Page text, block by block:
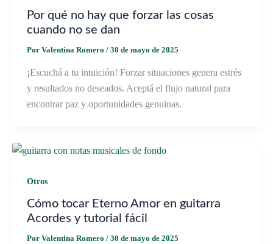
Por qué no hay que forzar las cosas
cuando no se dan
Por Valentina Romero / 30 de mayo de 2025
¡Escuchá a tu intuición! Forzar situaciones genera estrés
y resultados no deseados. Aceptá el flujo natural para
encontrar paz y oportunidades genuinas.
Otros
Cómo tocar Eterno Amor en guitarra
Acordes y tutorial fácil
Por Valentina Romero / 30 de mayo de 2025